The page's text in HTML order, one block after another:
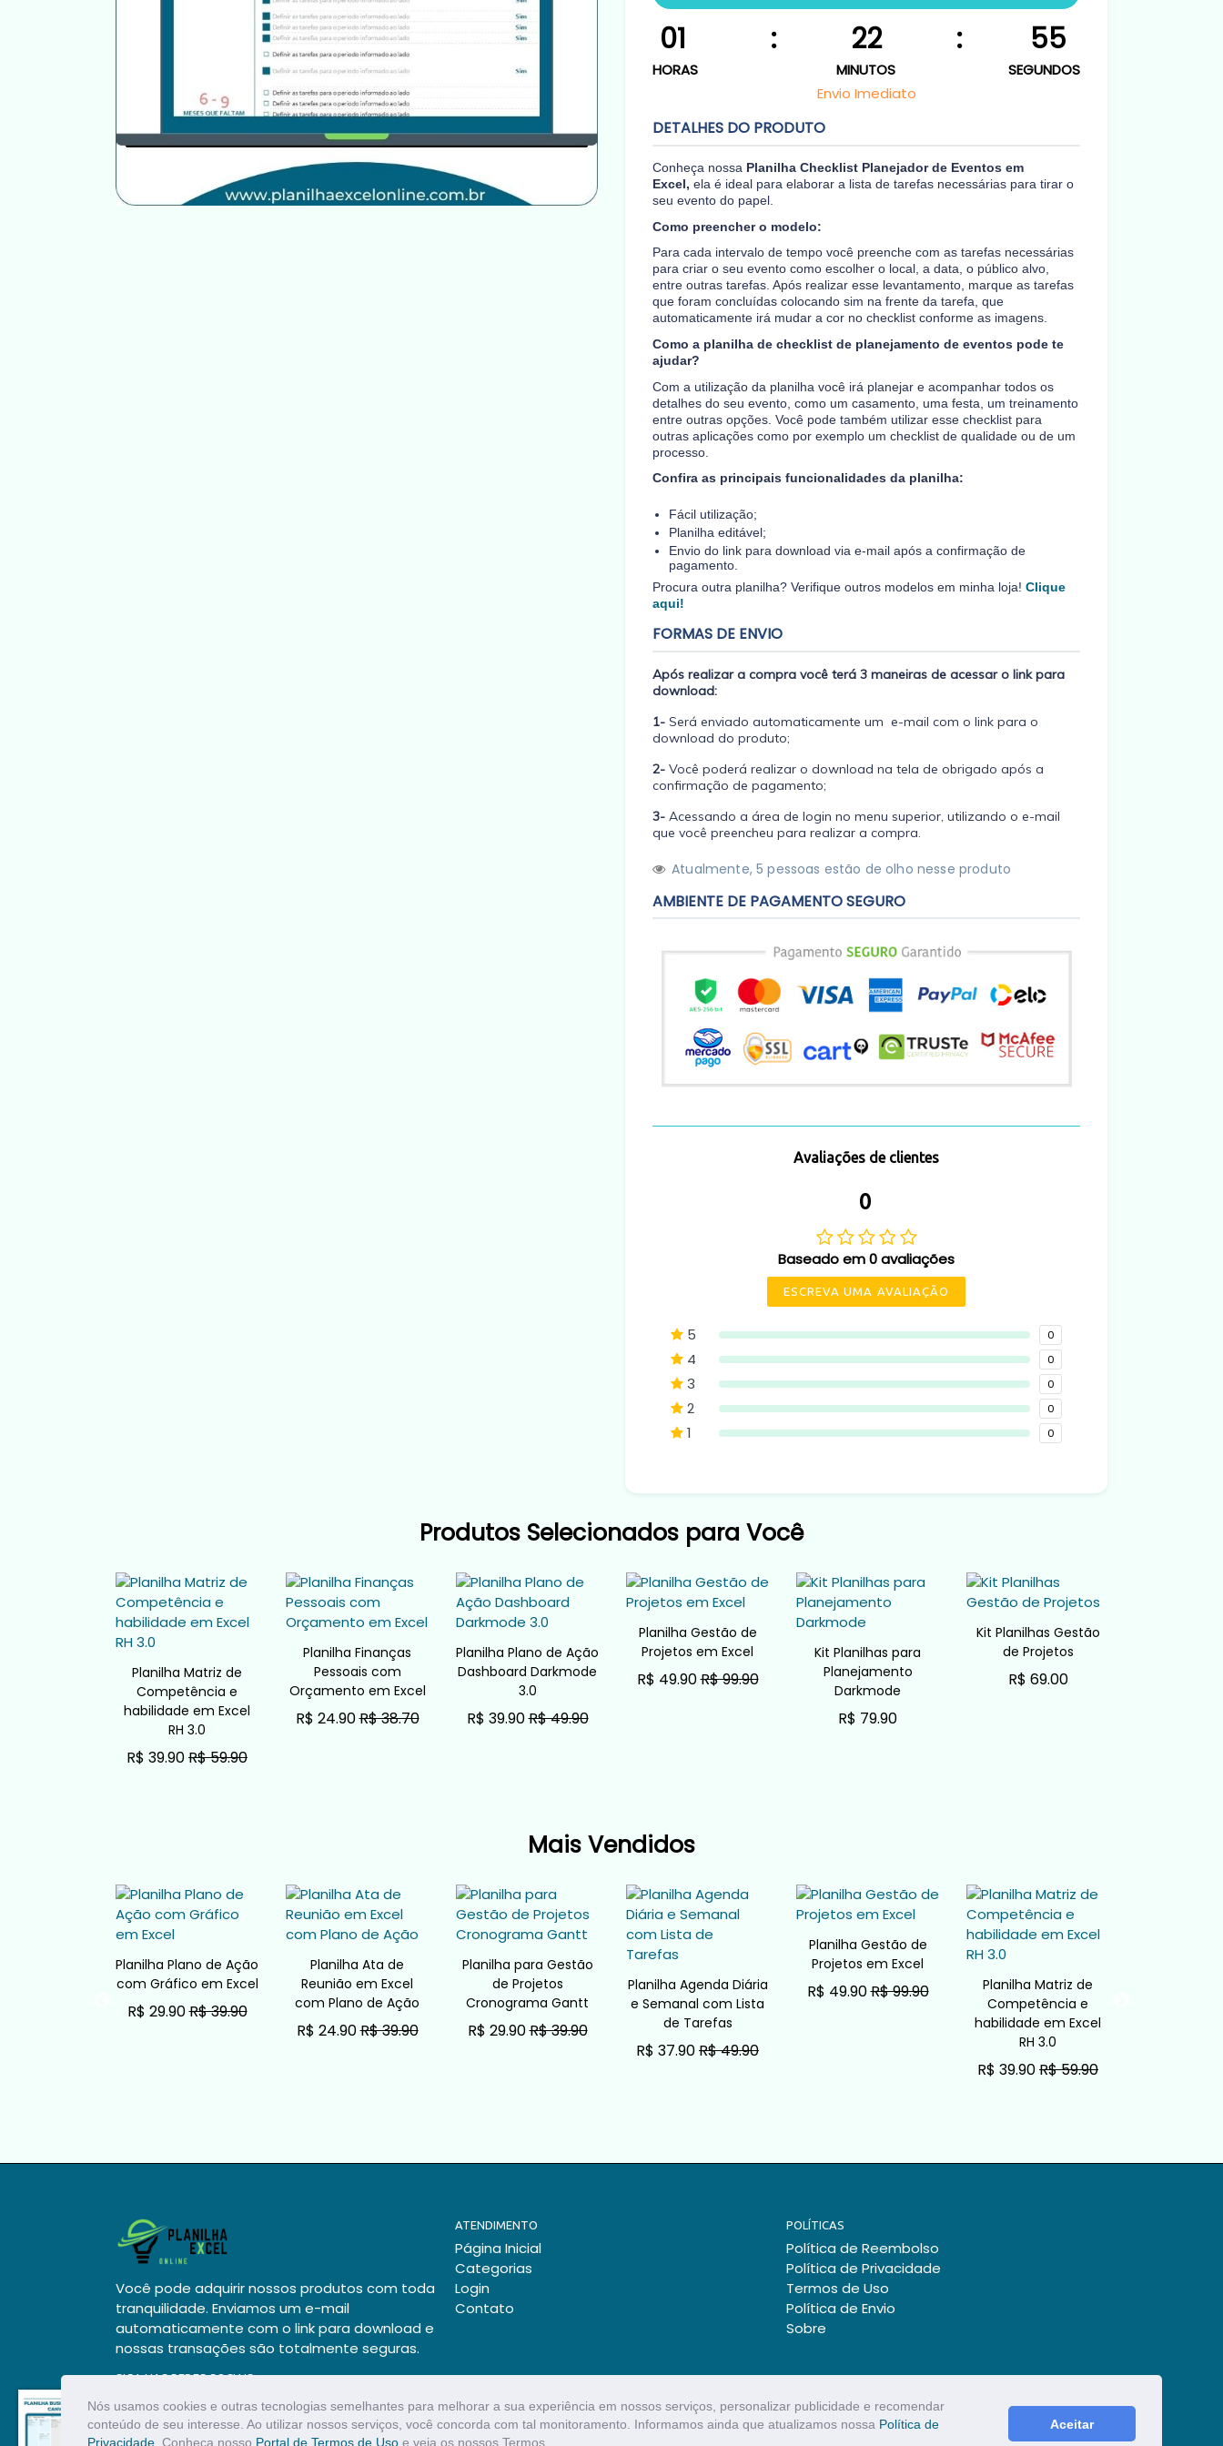
Nós usamos cookies e outras tecnologias semelhantes para melhorar a sua experiência em nossos serviços, personalizar publicidade e recomendar
conteúdo de seu interesse. Ao utilizar nossos serviços, você concorda com tal monitoramento. Informamos ainda que atualizamos nossa Política de
Privacidade. Conheça nosso Portal de Termos de Usoe veja os nossos Termos.
Aceitar
Alguém comprou um(a)
Planilha Business Mo...
01 : 22 : 54
HORAS MINUTOS
SEGUNDOS
Envio Imediato
DETALHES DO PRODUTO
Conheça nossa Planilha Checklist Planejador de Eventos em
Excel, ela é ideal para elaborar a lista de tarefas necessárias para tirar o
seu evento do papel.
Como preencher o modelo:
Para cada intervalo de tempo você preenche com as tarefas necessárias
para criar o seu evento como escolher o local, a data, o público alvo,
entre outras tarefas. Após realizar esse levantamento, marque as tarefas
que foram concluídas colocando sim na frente da tarefa, que
automaticamente irá mudar a cor no checklist conforme as imagens.
Como a planilha de checklist de planejamento de eventos pode te
ajudar?
Com a utilização da planilha você irá planejar e acompanhar todos os
detalhes do seu evento, como um casamento, uma festa, um treinamento
entre outras opções. Você pode também utilizar esse checklist para
outras aplicações como por exemplo um checklist de qualidade ou de um
processo.
Confira as principais funcionalidades da planilha:
Fácil utilização;
Planilha editável;
Envio do link para download via e-mail após a confirmação de
pagamento.
Procura outra planilha? Verifique outros modelos em minha loja! Clique
aqui!
FORMAS DE ENVIO
Após realizar a compra você terá 3 maneiras de acessar o link para
download:
1- Será enviado automaticamente um e-mail com o link para o
download do produto;
2- Você poderá realizar o download na tela de obrigado após a
confirmação de pagamento;
3- Acessando a área de login no menu superior, utilizando o e-mail
que você preencheu para realizar a compra.
Atualmente,5 pessoas estão de olho nesse produto
AMBIENTE DE PAGAMENTO SEGURO
Avaliações de clientes
0
Baseado em 0 avaliações
ESCREVA UMA AVALIAÇÃO
5 0
4 0
3 0
2 0
1 0
Produtos Selecionados para Você
Planilha Matriz de
Competência e
habilidade em Excel
RH 3.0
R$ 39.90R$ 59.90
Planilha Finanças
Pessoais com
Orçamento em Excel
R$ 24.90R$ 38.70
Planilha Plano de Ação
Dashboard Darkmode
3.0
R$ 39.90R$ 49.90
Planilha Gestão de
Projetos em Excel
R$ 49.90R$ 99.90
Kit Planilhas para
Planejamento
Darkmode
R$ 79.90
Kit Planilhas Gestão
de Projetos
R$ 69.00
Mais Vendidos
Planilha Plano de Ação
com Gráfico em Excel
R$ 29.90R$ 39.90
Planilha Ata de
Reunião em Excel
com Plano de Ação
R$ 24.90R$ 39.90
Planilha para Gestão
de Projetos
Cronograma Gantt
R$ 29.90R$ 39.90
Planilha Agenda Diária
e Semanal com Lista
de Tarefas
R$ 37.90R$ 49.90
Planilha Gestão de
Projetos em Excel
R$ 49.90R$ 99.90
Planilha Matriz de
Competência e
habilidade em Excel
RH 3.0
R$ 39.90R$ 59.90
Você pode adquirir nossos produtos com toda
tranquilidade. Enviamos um e-mail
automaticamente com o link para download e
nossas transações são totalmente seguras.
SIGA NAS REDES SOCIAIS
Pinterest
ATENDIMENTO
Página Inicial
Categorias
Login
Contato
POLÍTICAS
Política de Reembolso
Política de Privacidade
Termos de Uso
Política de Envio
Sobre